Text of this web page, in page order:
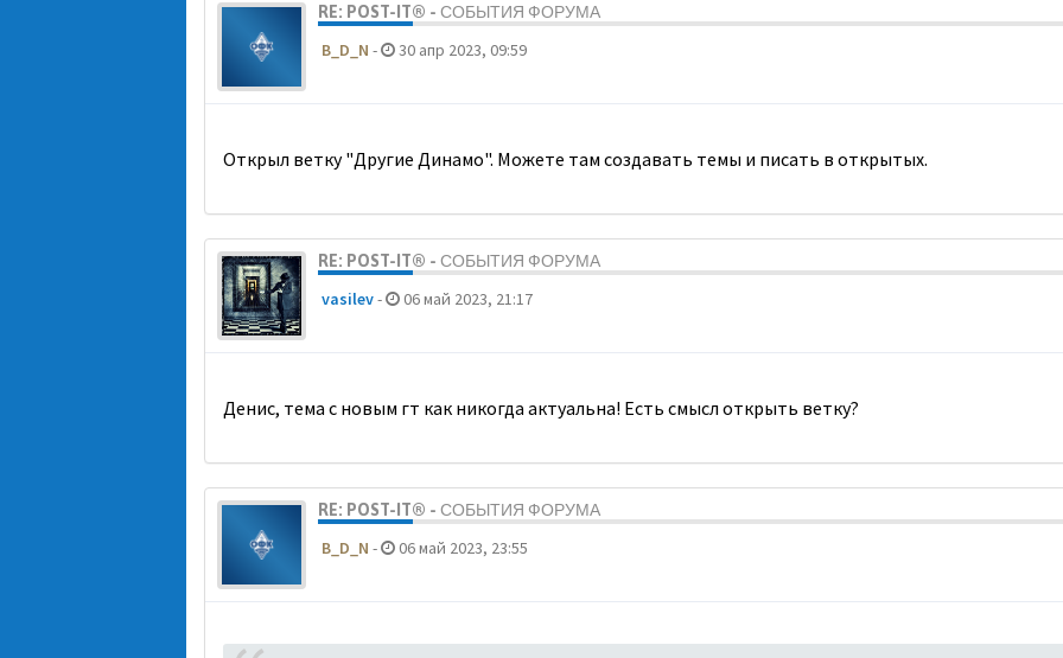
RE: POST-IT® - СОБЫТИЯ ФОРУМА
B_D_N - 30 апр 2023, 09:59
Открыл ветку "Другие Динамо". Можете там создавать темы и писать в открытых.
RE: POST-IT® - СОБЫТИЯ ФОРУМА
vasilev- 06 май 2023, 21:17
Денис, тема с новым гт как никогда актуальна! Есть смысл открыть ветку?
RE: POST-IT® - СОБЫТИЯ ФОРУМА
B_D_N - 06 май 2023, 23:55